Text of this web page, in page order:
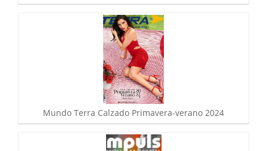
Mundo Terra Calzado Primavera-verano 2024